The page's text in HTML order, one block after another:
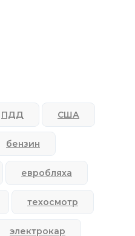
ПДД США
бензин
евробляха
техосмотр
электрокар